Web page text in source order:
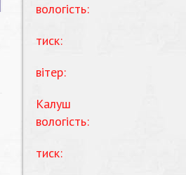
вологість:
тиск:
вітер:
Калуш
вологість:
тиск: